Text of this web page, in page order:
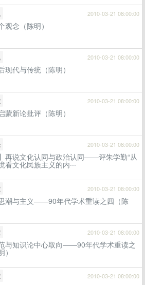
2010-03-21 08:00:00
观念（陈明）
2010-03-21 08:00:00
现代与传统（陈明）
2010-03-21 08:00:00
蒙新论批评（陈明）
2010-03-21 08:00:00
】再说文化认同与政治认同——评朱学勤“从
看文化民族主义的内···
2010-03-21 08:00:00
潮与主义——90年代学术重读之四（陈
2010-03-21 08:00:00
与知识论中心取向——90年代学术重读之
）
2010-03-21 08:00:00